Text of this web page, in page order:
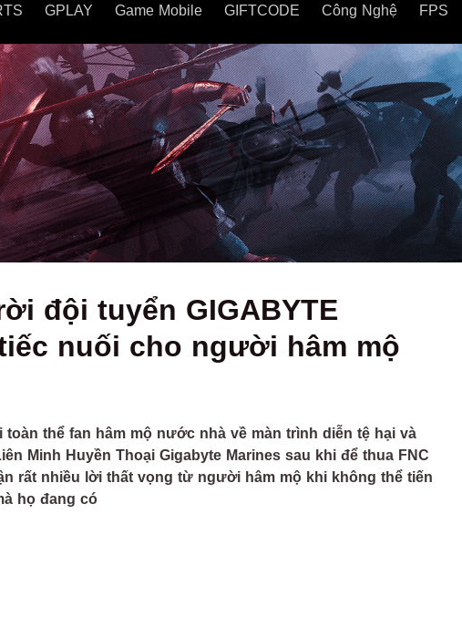
GPLAY Game Mobile GIFTCODE Công Nghệ FPS
đội tuyển GIGABYTE
nuối cho người hâm mộ
thể fan hâm mộ nước nhà về màn trình diễn tệ hại và
Minh Huyền Thoại Gigabyte Marines sau khi để thua FNC
rất nhiều lời thất vọng từ người hâm mộ khi không thể tiến
họ đang có